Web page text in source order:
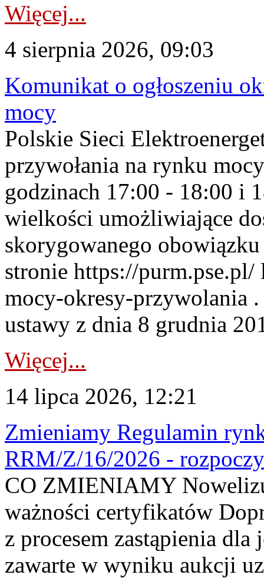
Więcej...
4 sierpnia 2026, 09:03
Komunikat o ogłoszeniu
mocy
Polskie Sieci
przywołania na rynku
godzinach 17:00 - 18:00 i
wielkości umożliwiające
skorygowanego
stronie https://
mocy-okresy-przywolania
ustawy z dnia 8 grudnia
Więcej...
14 lipca 2026, 12:21
Zmieniamy Regulamin
RRM/Z/16/2026 -
CO ZMIENIAMY
ważności certyfikatów
z procesem zastąpienia
zawarte w wyniku aukcji